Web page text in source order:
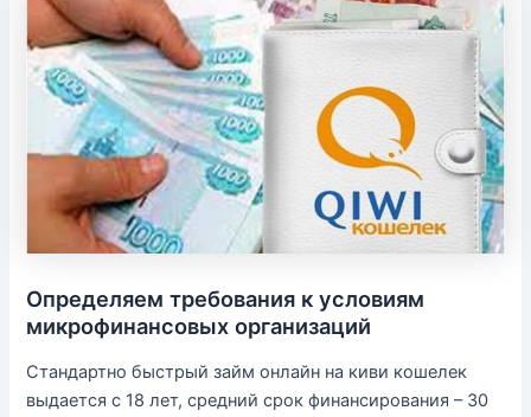
Определяем требования к условиям
микрофинансовых организаций
Стандартно быстрый займ онлайн на киви кошелек
выдается с 18 лет, средний срок финансирования – 30